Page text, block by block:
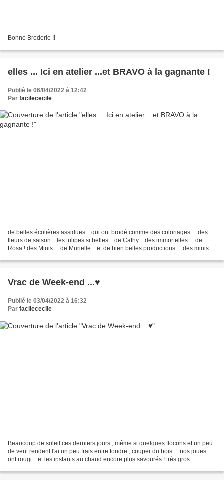
Bonne Broderie !!
elles ... Ici en atelier ...et BRAVO à la gagnante !
Publié le 06/04/2022 à 12:42
Par facilececile
de belles écolières assidues .. qui ont brodé comme des coloriages ... des
fleurs de saison ...les tulipes si belles ...de Cathy .. des immortelles ... de
Rosa ! des Minis ... de Murielle... et de bien belles productions ... des minis
Vrac de Week-end ...♥
Publié le 03/04/2022 à 16:32
Par facilececile
Beaucoup de soleil ces derniers jours , même si quelques flocons et un peu
de vent rendent l'ai un peu frais entre tondre , couper du bois ... nos joues
ont rougi... et les instants au chaud encore plus savourés ! très gros